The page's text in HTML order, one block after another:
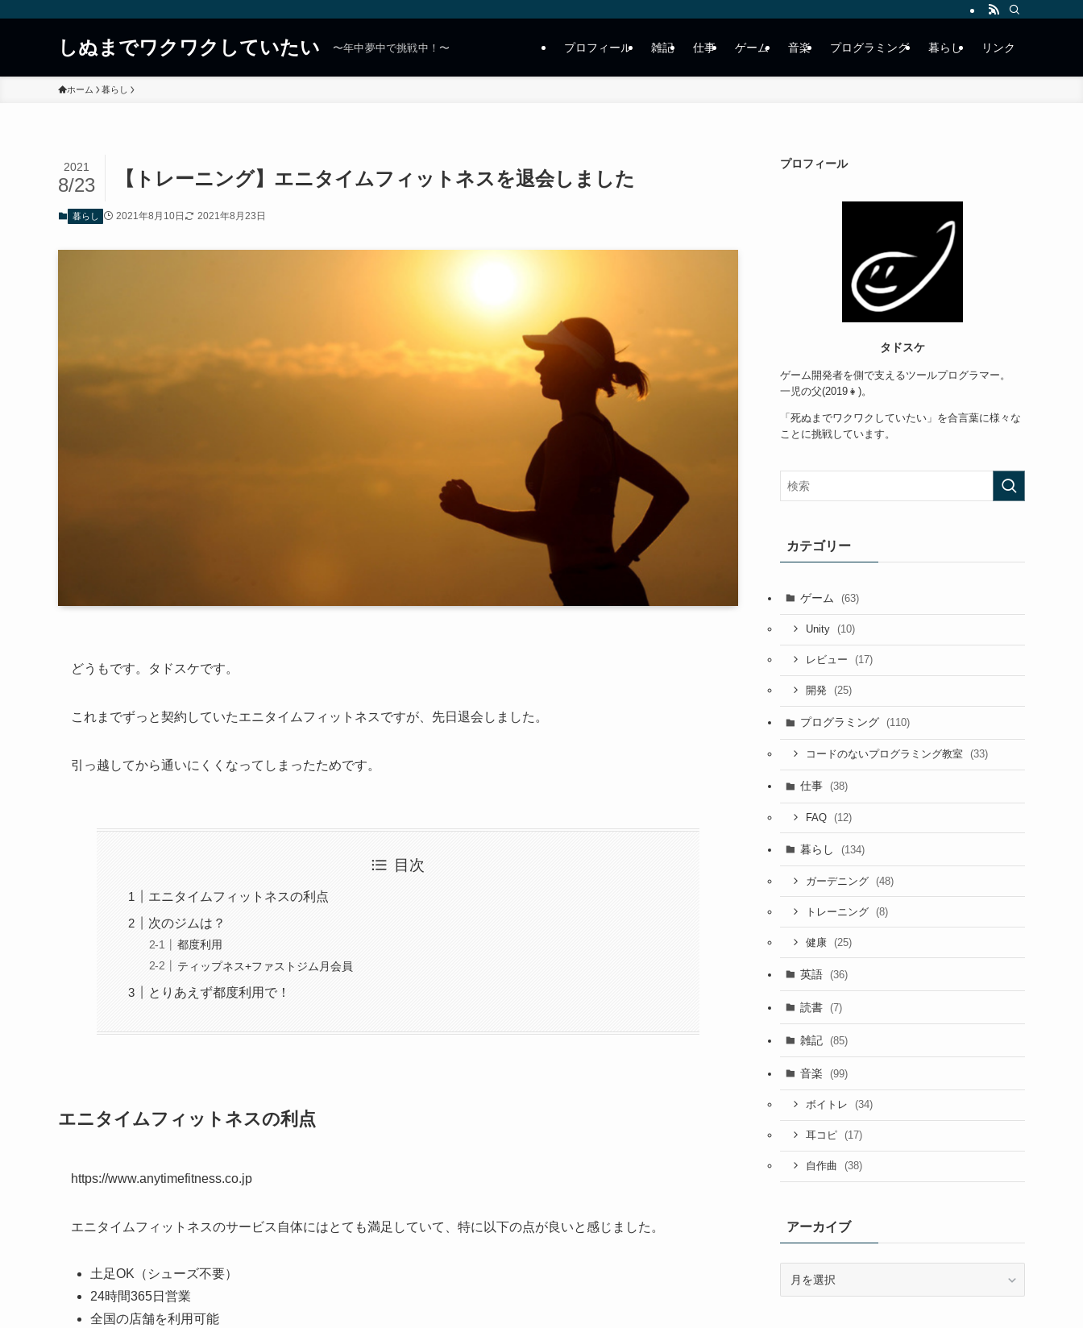
しぬまでワクワクしていたい 〜年中夢中で挑戦中！〜 プロフィール 雑記 仕事 ゲーム 音楽 プログラミング 暮らし リンク
ホーム 暮らし
【トレーニング】エニタイムフィットネスを退会しました
2021
8/23
暮らし 2021年8月10日 2021年8月23日
どうもです。タドスケです。
これまでずっと契約していたエニタイムフィットネスですが、先日退会しました。
引っ越してから通いにくくなってしまったためです。
目次
エニタイムフィットネスの利点
次のジムは？
都度利用
ティップネス+ファストジム月会員
とりあえず都度利用で！
エニタイムフィットネスの利点
https://www.anytimefitness.co.jp
エニタイムフィットネスのサービス自体にはとても満足していて、特に以下の点が良いと感じました。
土足OK（シューズ不要）
24時間365日営業
全国の店舗を利用可能
プロフィール
タドスケ
ゲーム開発者を側で支えるツールプログラマー。
一児の父(2019👧)。
「死ぬまでワクワクしていたい」を合言葉に様々な
ことに挑戦しています。
カテゴリー
ゲーム (63)
Unity (10)
レビュー (17)
開発 (25)
プログラミング (110)
コードのないプログラミング教室 (33)
仕事 (38)
FAQ (12)
暮らし (134)
ガーデニング (48)
トレーニング (8)
健康 (25)
英語 (36)
読書 (7)
雑記 (85)
音楽 (99)
ボイトレ (34)
耳コピ (17)
自作曲 (38)
アーカイブ